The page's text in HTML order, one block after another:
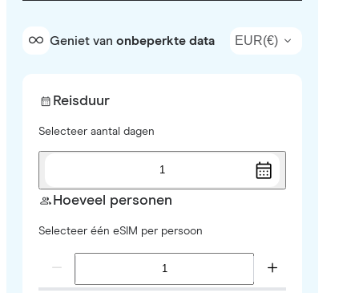
Geniet van onbeperkte data EUR(€)
Reisduur
Selecteer aantal dagen
1
Hoeveel personen
Selecteer één eSIM per persoon